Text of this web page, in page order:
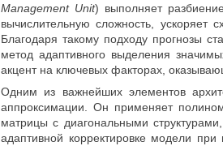
Management Unit) выполняет
вычислительную сложность,
Благодаря такому подходу прогнозы
метод адаптивного выделения
акцент на ключевых факторах,
Одним из важнейших элементов
аппроксимации. Он применяет
матрицы с диагональными
адаптивной корректировке модели